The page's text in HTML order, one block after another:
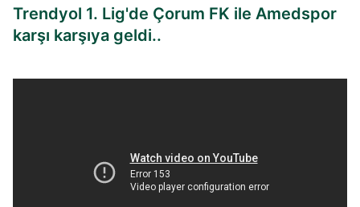
Trendyol 1. Lig'de Çorum FK ile Amedspor
karşı karşıya geldi..